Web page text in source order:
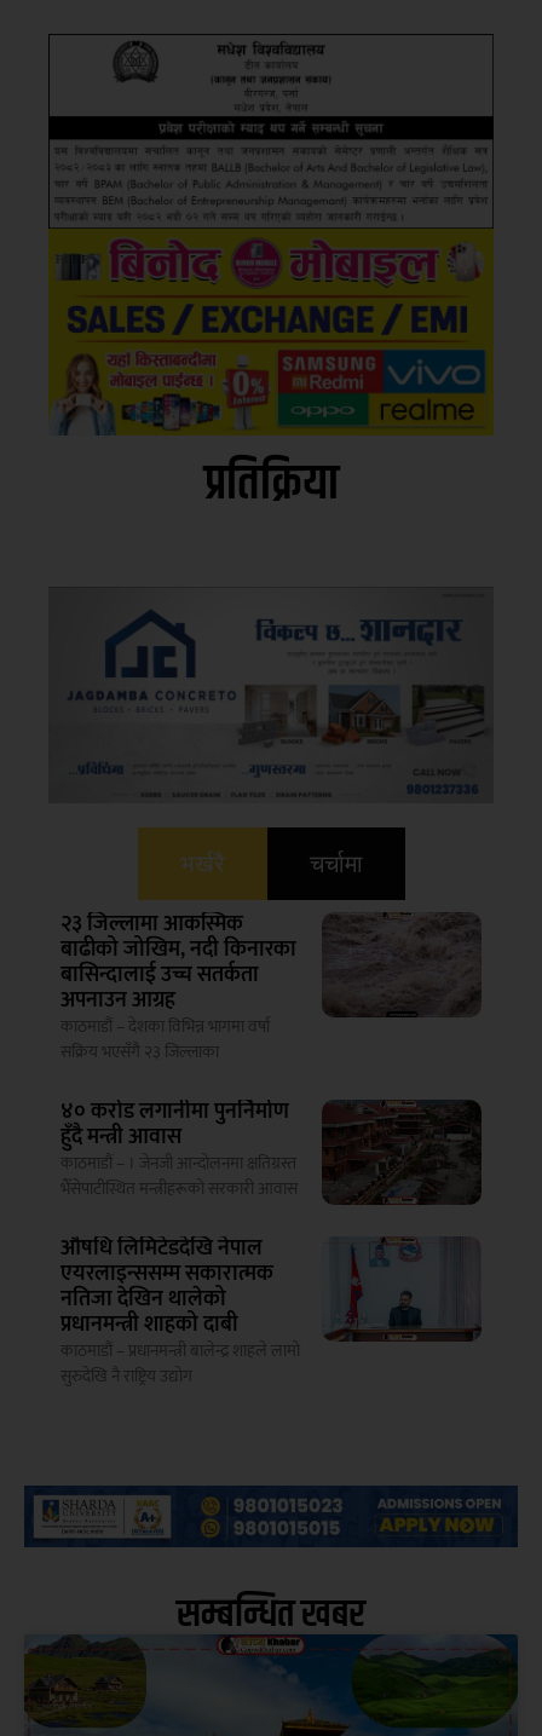
प्रतिक्रिया
भर्खरै चर्चामा
२३ जिल्लामा आकस्मिक
बाढीको जोखिम, नदी किनारका
बासिन्दालाई उच्च सतर्कता
अपनाउन आग्रह
काठमाडौं – देशका विभिन्न भागमा वर्षा
सक्रिय भएसँगै २३ जिल्लाका
४० करोड लगानीमा पुनर्निर्माण
हुँदै मन्त्री आवास
काठमाडौं – । जेनजी आन्दोलनमा क्षतिग्रस्त
भैँसेपाटीस्थित मन्त्रीहरूको सरकारी आवास
औषधि लिमिटेडदेखि नेपाल
एयरलाइन्ससम्म सकारात्मक
नतिजा देखिन थालेको
प्रधानमन्त्री शाहको दाबी
काठमाडौं – प्रधानमन्त्री बालेन्द्र शाहले लामो
सुरुदेखि नै राष्ट्रिय उद्योग
सम्बन्धित खबर